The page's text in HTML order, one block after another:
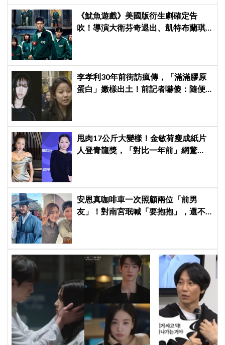
《魷魚遊戲》美國版衍生劇確定告
吹！導演大衛芬奇退出、凱特布蘭琪
李孝利30年前街訪瘋傳，「滿滿膠原
蛋白」嫩樣出土！前記者嚇傻：隨便
甩肉17公斤大變樣！金敏荷瘦成紙片
人登青龍獎，「對比一年前」網驚
安恩真咖啡車一次照顧兩位「前男
友」！對南宮珉喊「要抱抱」，還不